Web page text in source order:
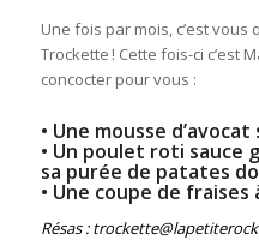
Une fois par mois, c’est vous
Trockette ! Cette fois-ci c’est
concocter pour vous :
• Une mousse
• Un poulet roti sauce
sa purée de patates
• Une coupe de fraises
Résas :